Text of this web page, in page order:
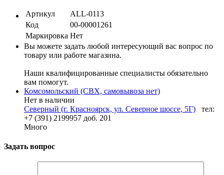
Артикул
ALL-0113
Код
00-00001261
Маркировка Нет
Вы можете задать любой интересующий вас вопрос по
товару или работе магазина.
Наши квалифицированные специалисты обязательно
вам помогут.
Комсомольский (СВХ, самовывоза нет)
Нет в наличии
Северный (г. Красноярск, ул. Северное шоссе, 5Г)
тел:
+7 (391) 2199957 доб. 201
Много
Задать вопрос